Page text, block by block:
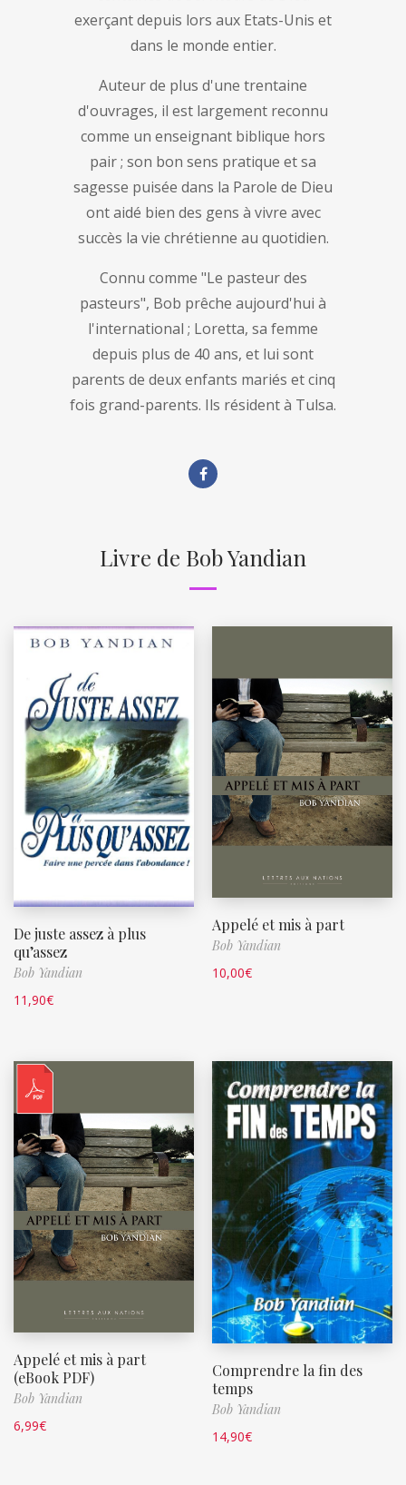
exerçant depuis lors aux Etats-Unis et
dans le monde entier.
Auteur de plus d'une trentaine
d'ouvrages, il est largement reconnu
comme un enseignant biblique hors
pair ; son bon sens pratique et sa
sagesse puisée dans la Parole de Dieu
ont aidé bien des gens à vivre avec
succès la vie chrétienne au quotidien.
Connu comme "Le pasteur des
pasteurs", Bob prêche aujourd'hui à
l'international ; Loretta, sa femme
depuis plus de 40 ans, et lui sont
parents de deux enfants mariés et cinq
fois grand-parents. Ils résident à Tulsa.
Livre de Bob Yandian
De juste assez à plus
qu’assez
Bob Yandian
11,90€
Appelé et mis à part
Bob Yandian
10,00€
Appelé et mis à part
(eBook PDF)
Bob Yandian
6,99€
Comprendre la fin des
temps
Bob Yandian
14,90€